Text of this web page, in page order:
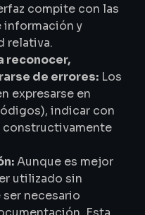
compite con las
información y
relativa.
reconocer,
de errores: Los
expresarse en
indicar con
constructivamente
Aunque es mejor
utilizado sin
necesario